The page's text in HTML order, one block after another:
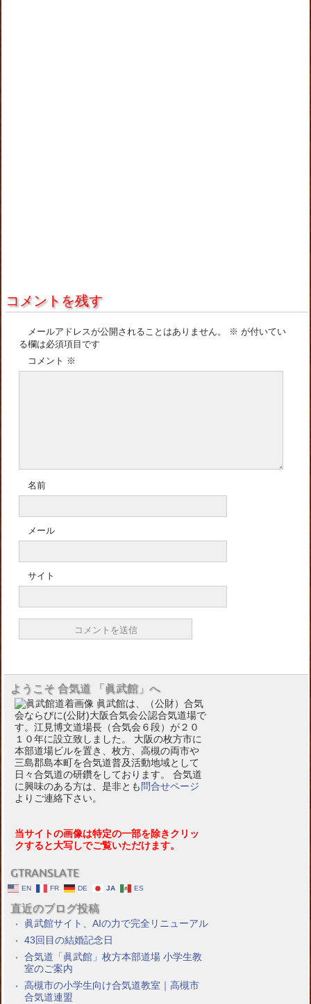
コメントを残す
メールアドレスが公開されることはありません。 ※ が付いてい
る欄は必須項目です
コメント ※
名前
メール
サイト
ようこそ 合気道 「眞武館」へ
眞武館は、（公財）合気
会ならびに(公財)大阪合気会公認合気道場で
す。江見博文道場長（合気会６段）が２０
１０年に設立致しました。 大阪の枚方市に
本部道場ビルを置き、枚方、高槻の両市や
三島郡島本町を合気道普及活動地域として
日々合気道の研鑽をしております。 合気道
に興味のある方は、是非とも 問合せページ
よりご連絡下さい。
当サイトの画像は特定の一部を除きクリッ
クすると大写しでご覧いただけます。
GTRANSLATE
EN FR DE JA ES
直近のブログ投稿
眞武館サイト、AIの力で完全リニューアル
43回目の結婚記念日
合気道「眞武館」枚方本部道場 小学生教
室のご案内
高槻市の小学生向け合気道教室｜高槻市
合気道連盟